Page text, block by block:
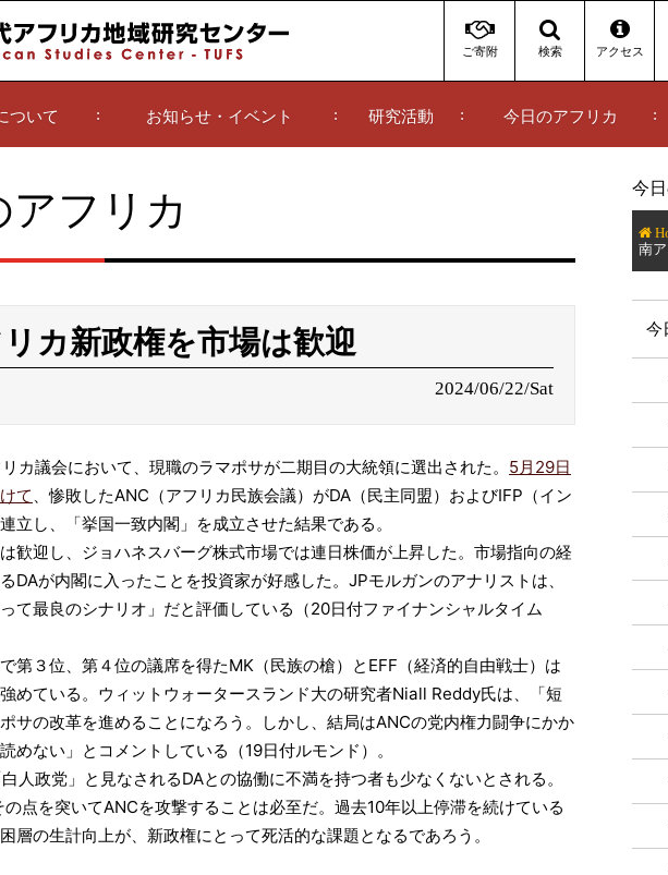
ご寄附 検索 アクセス
ついて お知らせ・イベント 研究活動 今日のアフリカ
今
南
今
アフリカ
カ新政権を市場は歓迎
2024/06/22/Sat
カ議会において、現職のラマポサが二期目の大統領に選出された。 5月29日
て 、惨敗したANC（アフリカ民族会議）がDA（民主同盟）およびIFP（イン
立し、「挙国一致内閣」を成立させた結果である。
歓迎し、ジョハネスバーグ株式市場では連日株価が上昇した。市場指向の経
DAが内閣に入ったことを投資家が好感した。JPモルガンのアナリストは、
って最良のシナリオ」だと評価している（20日付ファイナンシャルタイム
第３位、第４位の議席を得たMK（民族の槍）とEFF（経済的自由戦士）は
めている。ウィットウォータースランド大の研究者Niall Reddy氏は、「短
サの改革を進めることになろう。しかし、結局はANCの党内権力闘争にかか
めない」とコメントしている（19日付ルモンド）。
人政党」と見なされるDAとの協働に不満を持つ者も少なくないとされる。
の点を突いてANCを攻撃することは必至だ。過去10年以上停滞を続けている
層の生計向上が、新政権にとって死活的な課題となるであろう。